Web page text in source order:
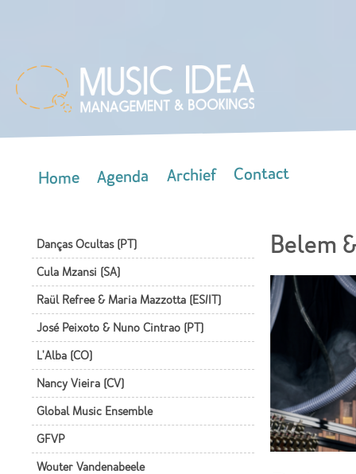
Home Agenda Archief Contact
Danças Ocultas (PT)
Cula Mzansi (SA)
Raül Refree & Maria Mazzotta (ES/IT)
José Peixoto & Nuno Cintrao (PT)
L'Alba (CO)
Nancy Vieira (CV)
Global Music Ensemble
GFVP
Wouter Vandenabeele
Belem